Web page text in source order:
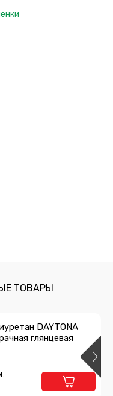
ТОВАРЫ
DAYTONA
глянцевая